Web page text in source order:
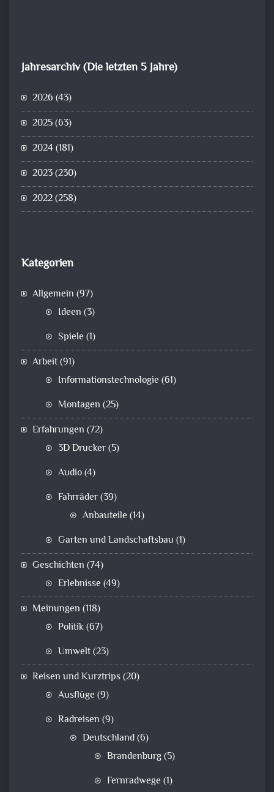
Jahresarchiv (Die letzten 5 Jahre)
2026 (43)
2025(63)
2024(181)
2023(230)
2022(258)
Kategorien
Allgemein (97)
Ideen (3)
Spiele (1)
Arbeit(91)
Informationstechnologie (61)
Montagen (25)
Erfahrungen (72)
3D Drucker(5)
Audio(4)
Fahrräder(39)
Anbauteile (14)
Garten und Landschaftsbau (1)
Geschichten (74)
Erlebnisse (49)
Meinungen (118)
Politik(67)
Umwelt(23)
Reisen und Kurztrips(20)
Ausflüge (9)
Radreisen (9)
Deutschland(6)
Brandenburg(5)
Fernradwege (1)